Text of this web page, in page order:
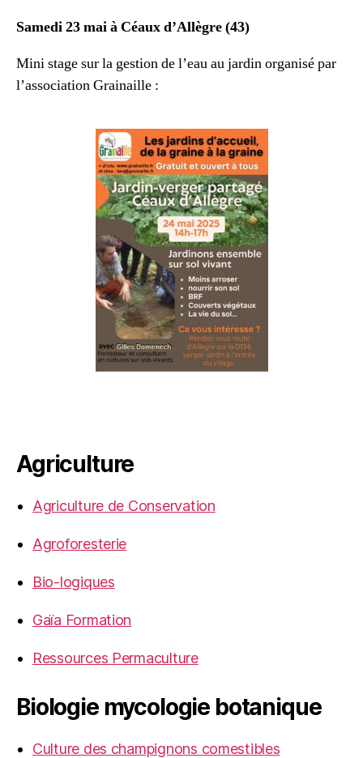
Samedi 23 mai à Céaux d’Allègre (43)
Mini stage sur la gestion de l’eau au jardin organisé par
l’association Grainaille :
Agriculture
Agriculture de Conservation
Agroforesterie
Bio-logiques
Gaïa Formation
Ressources Permaculture
Biologie mycologie botanique
Culture des champignons comestibles